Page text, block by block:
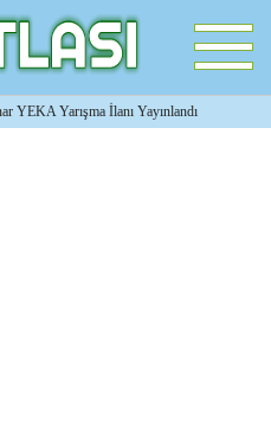
YEKA Yarışma İlanı Yayınlandı